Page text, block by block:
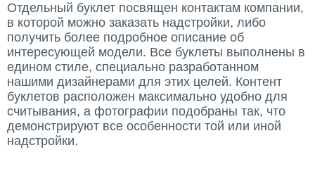
Отдельный буклет посвящен контактам компании,
в которой можно заказать надстройки, либо
получить более подробное описание об
интересующей модели. Все буклеты выполнены в
едином стиле, специально разработанном
нашими дизайнерами для этих целей. Контент
буклетов расположен максимально удобно для
считывания, а фотографии подобраны так, что
демонстрируют все особенности той или иной
надстройки.